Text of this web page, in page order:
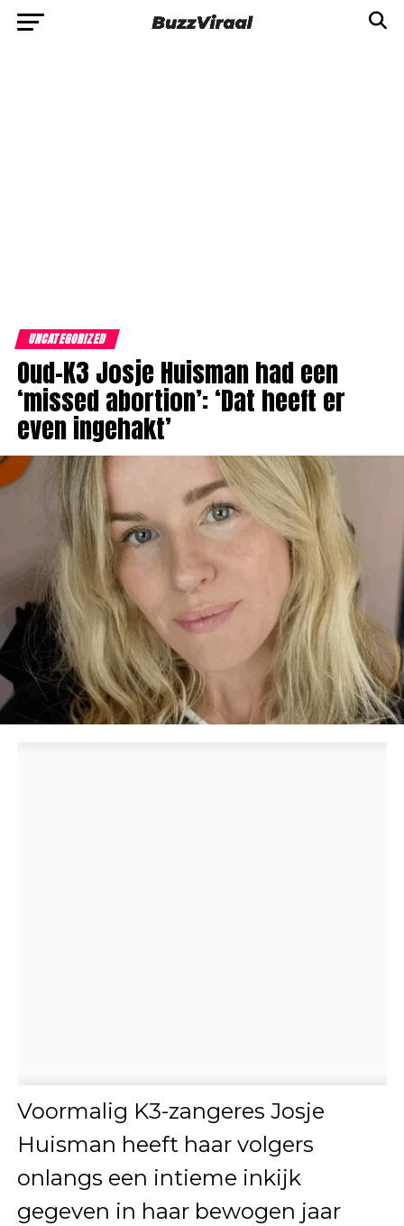
UNCATEGORIZED
Oud-K3 Josje Huisman had een
‘missed abortion’: ‘Dat heeft er
even ingehakt’
Voormalig K3-zangeres Josje
Huisman heeft haar volgers
onlangs een intieme inkijk
gegeven in haar bewogen jaar